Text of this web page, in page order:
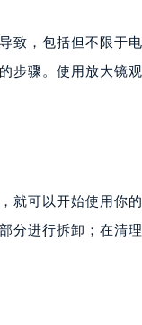
致，包括但不限于
步骤。使用放大镜
就可以开始使用你
分进行拆卸；在清